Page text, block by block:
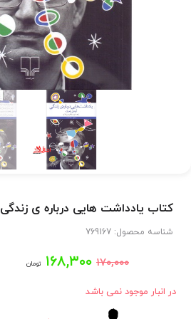
کتاب یادداشت هایی درباره ی زندگی
شناسه محصول: 769167
۱۷۰,۰۰۰ قیمت
اصلی:
۱۶۸,۳۰۰ تومانقیمت
در انبار موجود نمی باشد